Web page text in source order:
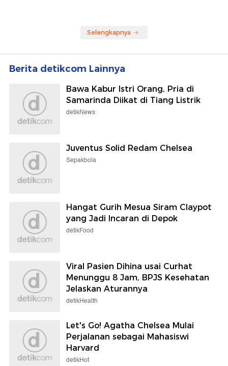
Selengkapnya
Berita detikcom Lainnya
Bawa Kabur Istri Orang, Pria di
Samarinda Diikat di Tiang Listrik
detikNews
Juventus Solid Redam Chelsea
Sepakbola
Hangat Gurih Mesua Siram Claypot
yang Jadi Incaran di Depok
detikFood
Viral Pasien Dihina usai Curhat
Menunggu 8 Jam, BPJS Kesehatan
Jelaskan Aturannya
detikHealth
Let's Go! Agatha Chelsea Mulai
Perjalanan sebagai Mahasiswi
Harvard
detikHot